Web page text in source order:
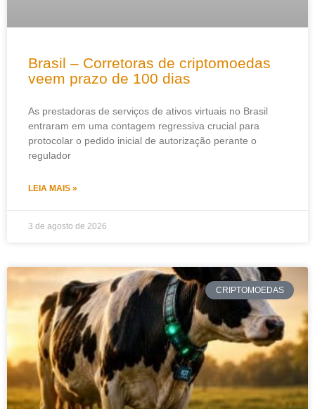
Brasil – Corretoras de criptomoedas
veem prazo de 100 dias
As prestadoras de serviços de ativos virtuais no Brasil
entraram em uma contagem regressiva crucial para
protocolar o pedido inicial de autorização perante o
regulador
LEIA MAIS »
3 de agosto de 2026
CRIPTOMOEDAS